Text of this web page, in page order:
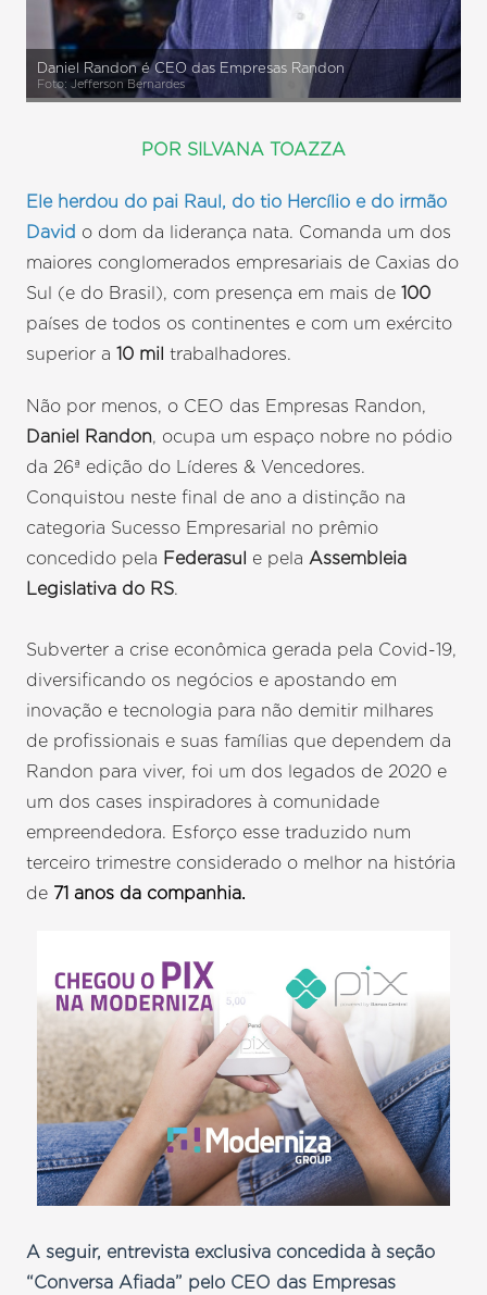
Daniel Randon é CEO das Empresas Randon
Foto: Jefferson Bernardes
POR SILVANA TOAZZA
Ele herdou do pai Raul, do tio Hercílio e do irmão
David o dom da liderança nata. Comanda um dos
maiores conglomerados empresariais de Caxias do
Sul (e do Brasil), com presença em mais de100
países de todos os continentes e com um exército
superior a10 mil trabalhadores.
Não por menos, o CEO das Empresas Randon,
Daniel Randon, ocupa um espaço nobre no pódio
da 26ª edição do Líderes & Vencedores.
Conquistou neste final de ano a distinção na
categoria Sucesso Empresarial no prêmio
concedido pela Federasul e pelaAssembleia
Legislativa do RS.
Subverter a crise econômica gerada pela Covid-19,
diversificando os negócios e apostando em
inovação e tecnologia para não demitir milhares
de profissionais e suas famílias que dependem da
Randon para viver, foi um dos legados de 2020 e
um dos cases inspiradores à comunidade
empreendedora. Esforço esse traduzido num
terceiro trimestre considerado o melhor na história
de 71 anos da companhia.
A seguir, entrevista exclusiva concedida à seção
“Conversa Afiada” pelo CEO das Empresas